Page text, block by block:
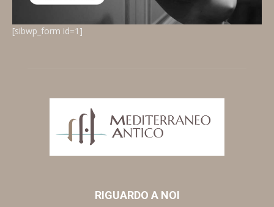
[sibwp_form id=1]
RIGUARDO A NOI